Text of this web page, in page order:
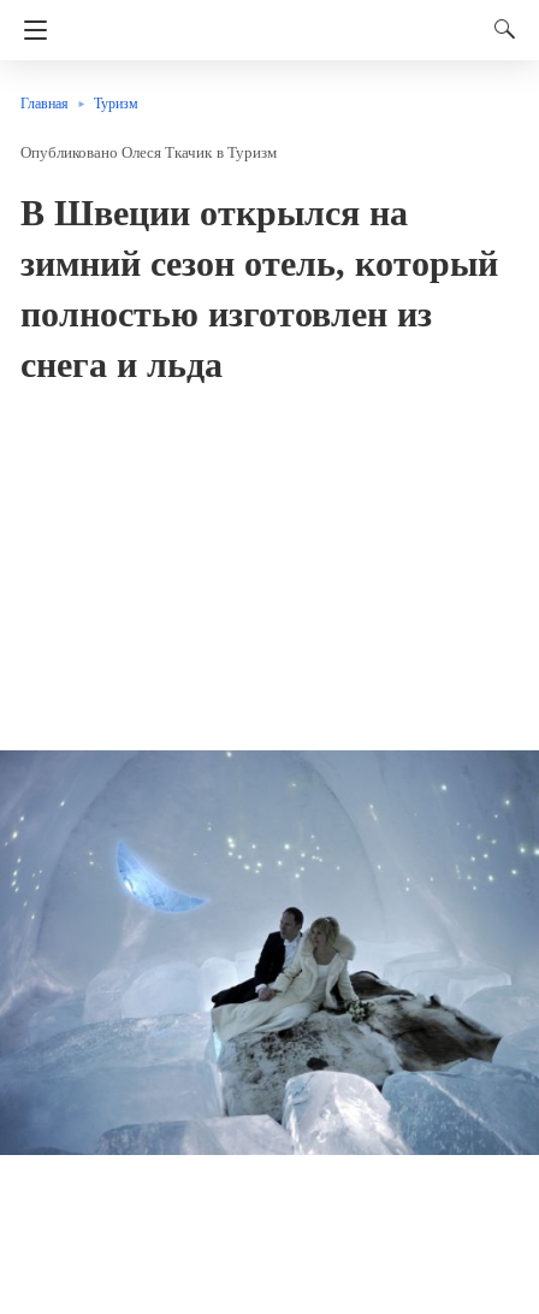
Главная Туризм
Олеся Ткачик в Туризм
В Швеции открылся на
зимний сезон отель, который
полностью изготовлен из
снега и льда